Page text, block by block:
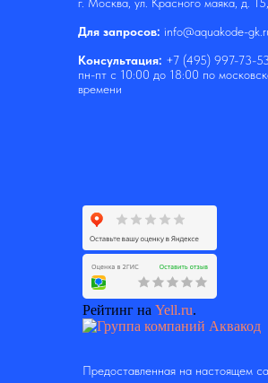
г. Москва, ул. Красного маяка, д.
Для запросов: info@aquakode-
Консультация: +7 (495) 997-73-53
пн-пт с 10:00 до 18:00 по
времени
Рейтинг на Yell.ru.
Предоставленная на настоящем